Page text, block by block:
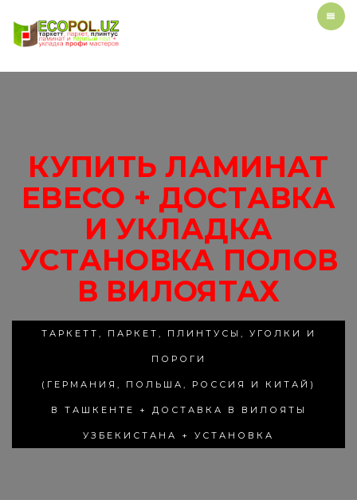
КУПИТЬ ЛАМИНАТ
EBECO + ДОСТАВКА
И УКЛАДКА
УСТАНОВКА ПОЛОВ
В ВИЛОЯТАХ
ТАРКЕТТ, ПАРКЕТ, ПЛИНТУСЫ, УГОЛКИ И
ПОРОГИ
(ГЕРМАНИЯ, ПОЛЬША, РОССИЯ И КИТАЙ)
В ТАШКЕНТЕ + ДОСТАВКА В ВИЛОЯТЫ
УЗБЕКИСТАНА + УСТАНОВКА